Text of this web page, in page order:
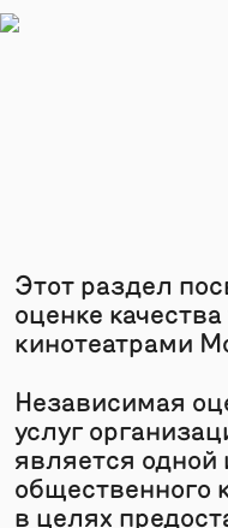
Этот раздел
оценке
кинотеатрами
Независимая
услуг
является одной
общественного
в целях